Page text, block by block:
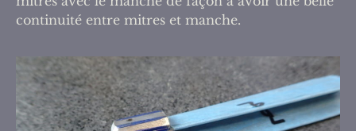
continuité entre mitres et manche.